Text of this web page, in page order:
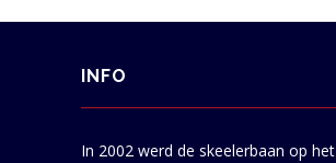
INFO
In 2002 werd de skeelerbaan op het